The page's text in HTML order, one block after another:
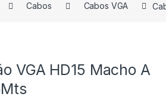
Cabos Cabos VGA
VGA HD15 Macho A